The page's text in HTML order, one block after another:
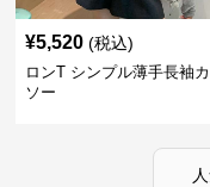
¥5,520 (税込)
ロンT シンプル薄手長袖
ソー